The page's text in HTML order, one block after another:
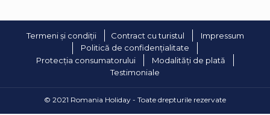
Termeni și condiții Contract cu turistul
Impressum
Politică de confidențialitate
Protecția consumatorului
Modalități de plată
Testimoniale
© 2021 Romania Holiday - Toate drepturile rezervate